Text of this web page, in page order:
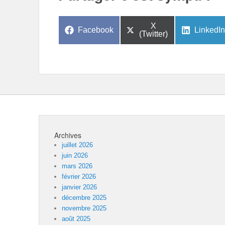
Share
Facebook
Share
on
X
(Twitter)
Share
LinkedIn
Archives
juillet 2026
juin 2026
mars 2026
février 2026
janvier 2026
décembre 2025
novembre 2025
août 2025